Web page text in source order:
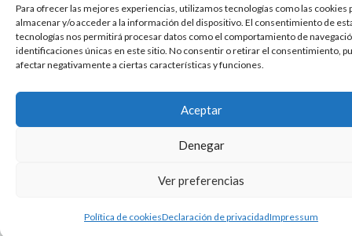
Para ofrecer las mejores experiencias, utilizamos tecnologías como las cookies
almacenar y/o acceder a la información del dispositivo. El consentimiento de
tecnologías nos permitirá procesar datos como el comportamiento de
identificaciones únicas en este sitio. No consentir o retirar el consentimiento,
afectar negativamente a ciertas características y funciones.
Aceptar
Denegar
Ver preferencias
Política de cookiesDeclaración de privacidadImpressum